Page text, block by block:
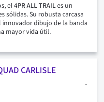
el 4PR ALL TRAILes un
sólidas. Su robusta carcasa
innovador dibujo de la banda
mayor vida útil.
CARLISLE